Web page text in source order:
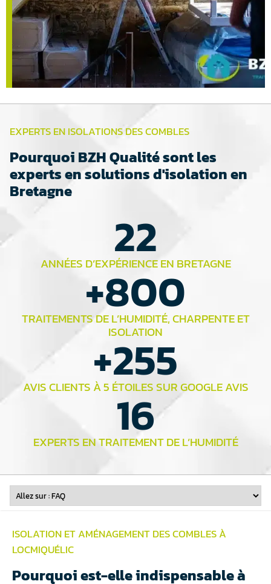
EXPERTS EN ISOLATIONS DES COMBLES
Pourquoi BZH Qualité sont les
experts en solutions d'isolation en
Bretagne
ANNÉES D’EXPÉRIENCE EN BRETAGNE
22
TRAITEMENTS DE L’HUMIDITÉ, CHARPENTE ET
ISOLATION
+800
AVIS CLIENTS À 5 ÉTOILES SUR GOOGLE AVIS
+255
EXPERTS EN TRAITEMENT DE L’HUMIDITÉ
16
ISOLATION ETAMÉNAGEMENT DES COMBLESÀ
LOCMIQUÉLIC
Pourquoi est-elle indispensable à